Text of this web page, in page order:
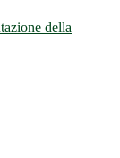
della